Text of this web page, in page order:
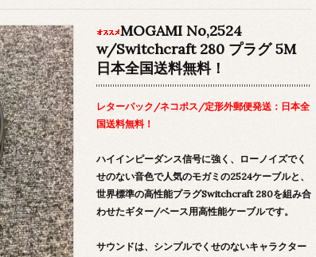
MOGAMI No,2524
w/Switchcraft 280 プラグ 5M
日本全国送料無料！
レターパック/ネコポス/定形外郵便発送：日本全
国送料無料！
ハイインピーダンス信号に強く、ローノイズでく
せのない音色で人気のモガミの2524ケーブルと、
世界標準の高性能プラグSwitchcraft 280を組み合
わせたギター/ベース用高性能ケーブルです。
サウンドは、シンプルでくせのないキャラクター